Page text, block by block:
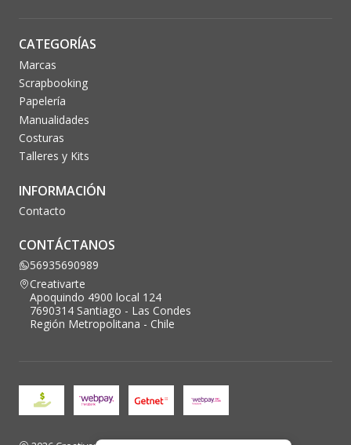
CATEGORÍAS
Marcas
Scrapbooking
Papelería
Manualidades
Costuras
Talleres y Kits
INFORMACIÓN
Contacto
CONTÁCTANOS
56935690989
Creativarte
Apoquindo 4900 local 124
7690314 Santiago - Las Condes
Región Metropolitana - Chile